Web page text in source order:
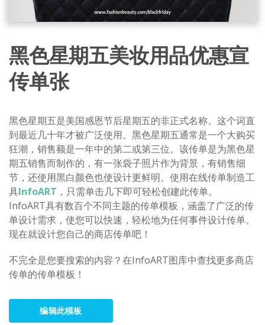
黑色星期五美妆用品优惠宣
传单张
黑色星期五是美国感恩节后星期五的非正式名称。这个词直
到最近几十年才被广泛使用。黑色星期五通常是一个大购买
狂潮，销售额是一年中的第二或第三位。该传单是为黑色星
期五销售而制作的，有一张袋子照片作为背景，有销售细
节，还使用黑白颜色也使设计更鲜明。使用在线传单制造工
具InfoART ，只需单击几下即可轻松创建此传单。
InfoART具有数百个不同主题的传单模板，涵盖了广泛的传
单设计需求，使您可以快速，轻松地为任何事件设计传单。
现在就设计您自己的商店传单吧！
不完全是您要搜索的内容？在InfoART图库中查找更多商店
传单的传单模板！
编辑此模板